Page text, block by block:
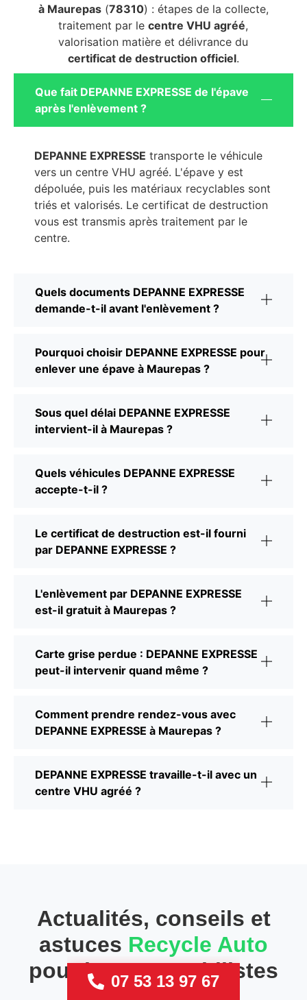
à Maurepas(78310) : étapes de la collecte,
traitement par lecentre VHU agréé,
valorisation matière et délivrance du
certificat de destruction officiel.
Que fait DEPANNE EXPRESSE de l'épave
après l'enlèvement ?
DEPANNE EXPRESSE transporte le véhicule
vers un centre VHU agréé. L'épave y est
dépoluée, puis les matériaux recyclables sont
triés et valorisés. Le certificat de destruction
vous est transmis après traitement par le
centre.
Quels documents DEPANNE EXPRESSE
demande-t-il avant l'enlèvement ?
Pourquoi choisir DEPANNE EXPRESSE pour
enlever une épave à Maurepas ?
Sous quel délai DEPANNE EXPRESSE
intervient-il à Maurepas ?
Quels véhicules DEPANNE EXPRESSE
accepte-t-il ?
Le certificat de destruction est-il fourni
par DEPANNE EXPRESSE ?
L'enlèvement par DEPANNE EXPRESSE
est-il gratuit à Maurepas ?
Carte grise perdue : DEPANNE EXPRESSE
peut-il intervenir quand même ?
Comment prendre rendez-vous avec
DEPANNE EXPRESSE à Maurepas ?
DEPANNE EXPRESSE travaille-t-il avec un
centre VHU agréé ?
Actualités, conseils et
astuces Recycle Auto
pour les automobilistes
07 53 13 97 67